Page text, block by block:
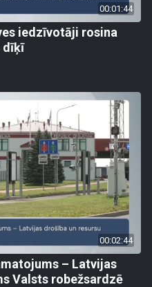
00:01:44
iedzīvotāji rosina
dīķī
00:02:44
– Latvijas
Valsts robežsardzē